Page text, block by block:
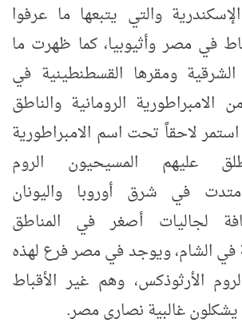
والتي يتبعها ما عرفوا
في مصر وأثيوبيا، كما ظهرت ما
ومقرها القسطنطينية في
الامبراطورية الرومانية والناطق
استمر لاحقاً تحت اسم الامبراطورية
عليهم المسيحيون الروم
في شرق أوروبا واليونان
لجاليات أصغر في المناطق
في الشام، ويوجد في مصر فرع لهذه
الأرثوذكس، وهم غير الأقباط
يشكلون غالبية نصارى مصر.